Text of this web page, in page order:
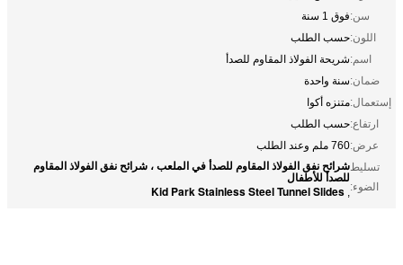
سن:فوق 1 سنة
اللون:حسب الطلب
اسم:شريحة الفولاذ المقاوم للصدأ
ضمان:سنة واحدة
إستعمال:متنزه أكوا
ارتفاع:حسب الطلب
عرض:760 ملم وعند الطلب
تسليط
الضوء:
شرائح نفق الفولاذ المقاوم للصدأ في الملعب ، شرائح نفق الفولاذ المقاوم
للصدأ للأطفال
,
Kid Park Stainless Steel Tunnel Slides